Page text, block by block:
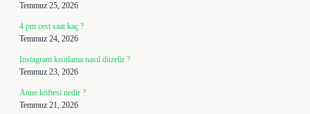
Temmuz 25, 2026
4 pm cest saat kaç ?
Temmuz 24, 2026
Instagram kısıtlama nasıl düzelir ?
Temmuz 23, 2026
Anne köftesi nedir ?
Temmuz 21, 2026